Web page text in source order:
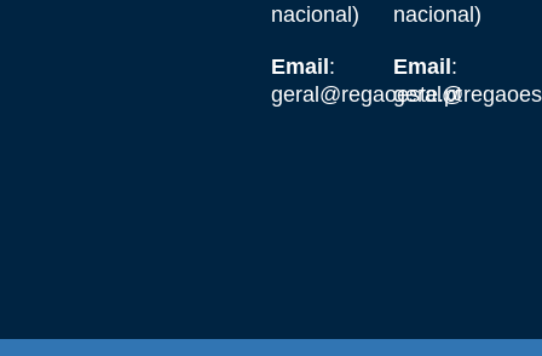
nacional)
Email:
nacional)
Email:
geral@regaoeste.pt